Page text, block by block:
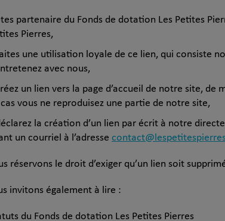
partenaire du Fonds de dotation Les Petites
Pierres,
une utilisation loyale de ce lien, qui consiste
avec nous,
un lien vers la page d’accueil de notre site,
vous ne reproduisez une partie de notre site,
la création d’un lien par écrit à notre
un courriel à l’adresse
réservons le droit d’exiger qu’un lien soit
invitons également à lire :
du Fonds de dotation Les Petites Pierres